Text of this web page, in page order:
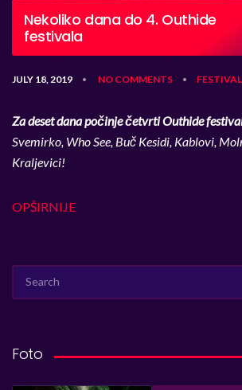
Nekoliko dana do 4. Outhide
festivala
JULY 18, 2019 • NO COMMENTS •
Za deset dana počinje četvrti Outhide
Svemirko, Who See, Buč Kesidi, Kablovi,
Kraljevici!
OPŠIRNIJE
FOR:
Foto